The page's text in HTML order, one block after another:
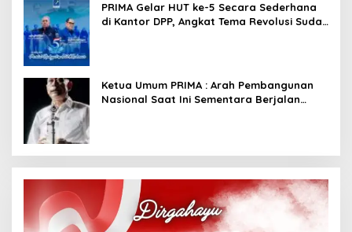
PRIMA Gelar HUT ke-5 Secara Sederhana
di Kantor DPP, Angkat Tema Revolusi Sudah
Ketua Umum PRIMA : Arah Pembangunan
Nasional Saat Ini Sementara Berjalan